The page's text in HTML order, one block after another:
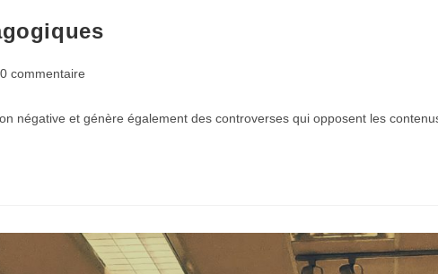
0 commentaire
négative et génère également des controverses qui opposent les